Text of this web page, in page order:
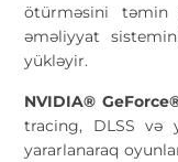
ötürməsini
əməliyyat
yükləyir.
NVIDIA®
tracing, DLSS və
yararlanaraq